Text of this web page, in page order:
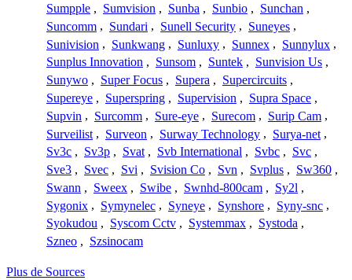
Sumpple , Sumvision , Sunba , Sunbio , Sunchan ,
Suncomm , Sundari , Sunell Security , Suneyes ,
Sunivision , Sunkwang , Sunluxy , Sunnex , Sunnylux ,
Sunplus Innovation , Sunsom , Suntek , Sunvision Us ,
Sunywo , Super Focus , Supera , Supercircuits ,
Supereye , Superspring , Supervision , Supra Space ,
Supvin , Surcomm , Sure-eye , Surecom , Surip Cam ,
Surveilist , Surveon , Surway Technology , Surya-net ,
Sv3c , Sv3p , Svat , Svb International , Svbc , Svc ,
Sve3 , Svec , Svi , Svision Co , Svn , Svplus , Sw360 ,
Swann , Sweex , Swibe , Swnhd-800cam , Sy2l ,
Sygonix , Symynelec , Syneye , Synshore , Syny-snc ,
Syokudou , Syscom Cctv , Systemmax , Systoda ,
Szneo , Szsinocam
Plus de Sources